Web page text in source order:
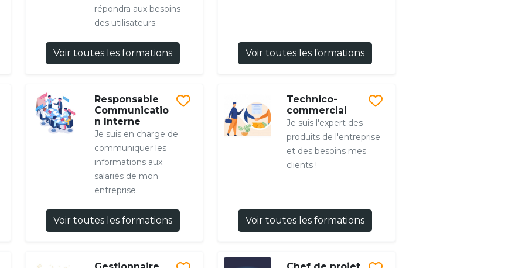
répondra aux besoins
des utilisateurs.
Voir toutes les formations Voir toutes les formations
Responsable
Communicatio
n Interne
Je suis en charge de
communiquer les
informations aux
salariés de mon
entreprise.
Voir toutes les formations
Technico-
commercial
Je suis l'expert des
produits de l'entreprise
et des besoins mes
clients !
Voir toutes les formations